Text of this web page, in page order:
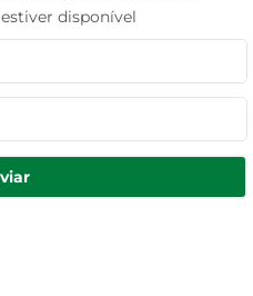
disponível